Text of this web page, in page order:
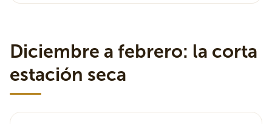
Diciembre a febrero: la corta
estación seca